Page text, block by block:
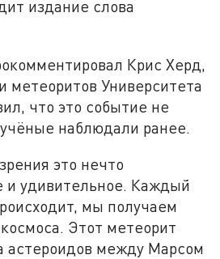
издание слова
Крис Херд,
метеоритов Университета
что это событие не
наблюдали ранее.
это нечто
и удивительное. Каждый
мы получаем
Этот метеорит
астероидов между Марсом